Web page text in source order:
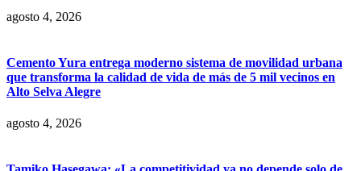
agosto 4, 2026
Cemento Yura entrega moderno sistema de movilidad urbana
que transforma la calidad de vida de más de 5 mil vecinos en
Alto Selva Alegre
agosto 4, 2026